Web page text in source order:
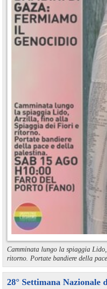
Camminata lungo la spiaggia
ritorno. Portate bandiere della
28° Settimana Nazionale